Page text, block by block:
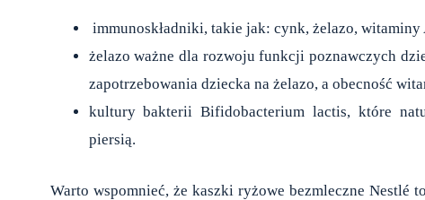
immunoskładniki, takie jak: cynk, żelazo,
żelazo ważne dla rozwoju funkcji poznawczych
zapotrzebowania dziecka na żelazo, a obecność
kultury bakterii Bifidobacterium lactis, które
piersią.
Warto wspomnieć, że kaszki ryżowe bezmleczne